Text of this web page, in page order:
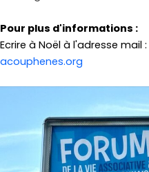
Pour plus d'informations :
Ecrire à Noël à l'adresse mail :
acouphenes.org